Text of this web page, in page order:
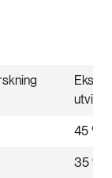
45 %
35 %